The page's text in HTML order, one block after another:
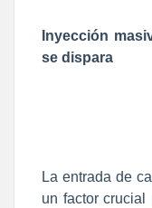
Inyección
se dispara
La entrada de
un factor crucial